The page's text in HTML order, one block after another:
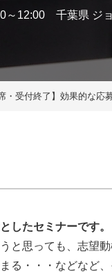
～12:00 千葉県 ジ
席・受付終了】効果的な応
したセミナーです。
と思っても、志望
る・・・などなど、